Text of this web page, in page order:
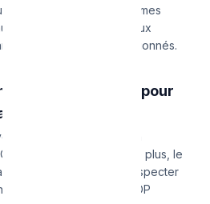
ne bénéficie plus de primes
pompes à chaleur ou aux
fortement subventionnés.
techniques pour
?
être réalisée par un
et assujetti à la TVA. De plus, le
pompe à chaleur) doit respecter
énergétique stricts (COP